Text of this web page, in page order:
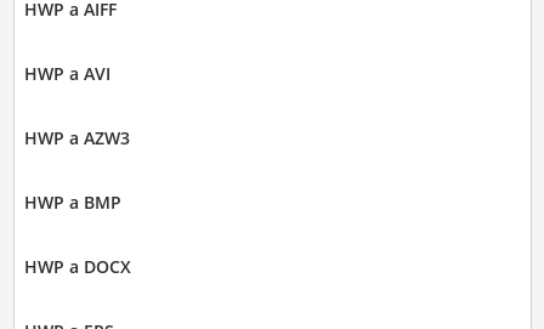
HWP a AIFF
HWP a AVI
HWP a AZW3
HWP a BMP
HWP a DOCX